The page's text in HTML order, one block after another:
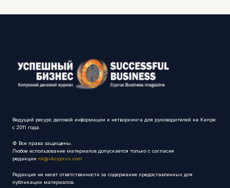
Ведущий ресурс деловой информации и нетворкинга для руководителей на Кипре
с 2011 года.
© Все права защищены.
Любое использование материалов допускается только с согласия
редакции nk@vkcyprus.com
Редакция не несет ответственности за содержание предоставленных для
публикации материалов.